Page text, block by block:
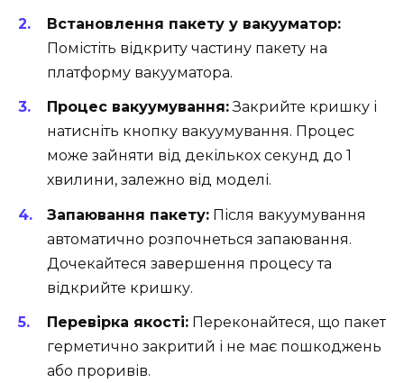
Встановлення пакету у вакууматор:
Помістіть відкриту частину пакету на
платформу вакууматора.
Процес вакуумування:Закрийте кришку і
натисніть кнопку вакуумування. Процес
може зайняти від декількох секунд до 1
хвилини, залежно від моделі.
Запаювання пакету: Після вакуумування
автоматично розпочнеться запаювання.
Дочекайтеся завершення процесу та
відкрийте кришку.
Перевірка якості: Переконайтеся, що пакет
герметично закритий і не має пошкоджень
або проривів.